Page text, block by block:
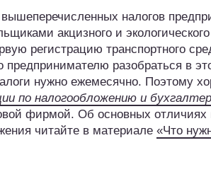
налогов
акцизного и
регистрацию транспортного
предпринимателю разобраться в
нужно ежемесячно. Поэтому
по налогообложению и
фирмой. Об основных
читайте в материале «Что